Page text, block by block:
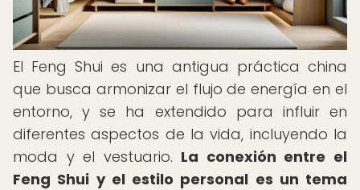
El Feng Shui es una antigua práctica china
que busca armonizar el flujo de energía en el
entorno, y se ha extendido para influir en
diferentes aspectos de la vida, incluyendo la
moda y el vestuario. La conexión entre el
Feng Shui y el estilo personal es un tema